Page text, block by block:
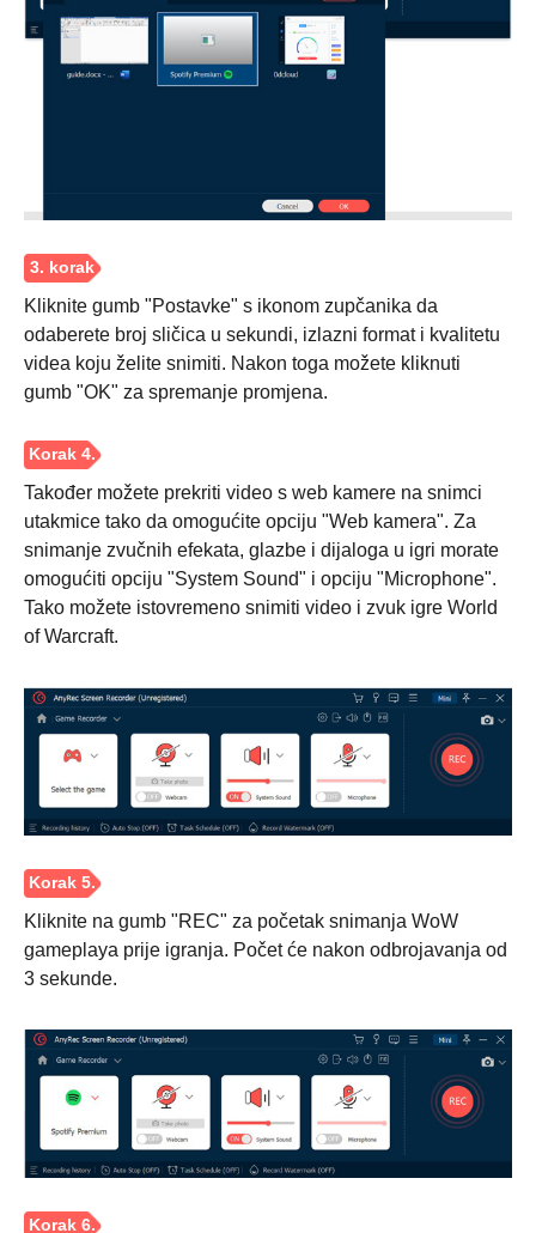
Korak 2.
3. korak
Kliknite gumb "Postavke" s ikonom zupčanika da
odaberete broj sličica u sekundi, izlazni format i kvalitetu
videa koju želite snimiti. Nakon toga možete kliknuti
gumb "OK" za spremanje promjena.
Korak 4.
Također možete prekriti video s web kamere na snimci
utakmice tako da omogućite opciju "Web kamera". Za
snimanje zvučnih efekata, glazbe i dijaloga u igri morate
omogućiti opciju "System Sound" i opciju "Microphone".
Tako možete istovremeno snimiti video i zvuk igre World
of Warcraft.
Kliknite na gumb "REC" za početak snimanja WoW
gameplaya prije igranja. Počet će nakon odbrojavanja od
3 sekunde.